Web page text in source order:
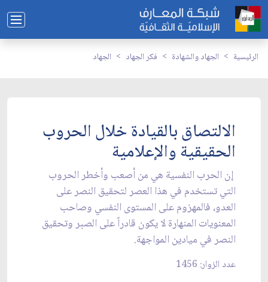
الرئيسية الجهاد والشهادة فكر الجهاد الجهاد
الالتصاق بالقيادة خلال الحروب
الحقيقية والإعلامية
إن الحرب النفسية هي من أصعب وأخطر الحروب
التي تستخدم في هذا العصر لتحقيق النصر على
العدو، فالمهزوم على المستوى النفسي وصاحب
المعنويات المنهارة لا يكون قادراً على الصبر وتحقيق
النصر في ميادين المواجهة.
عدد الزوار: 1456